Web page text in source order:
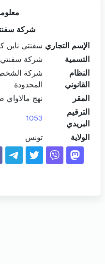
شركة
الإسم التجاري سفنتي ناين
التسمية
شركة سفنتي
النظام
القانوني
شركة الشخص
المحدودة
المقر
نهج مالاواي
الترقيم
البريدي
1053
الولاية تونس